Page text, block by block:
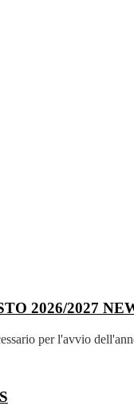
2026/2027
per l'avvio